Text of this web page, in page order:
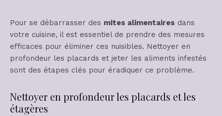
Pour se débarrasser des mites alimentaires dans
votre cuisine, il est essentiel de prendre des mesures
efficaces pour éliminer ces nuisibles. Nettoyer en
profondeur les placards et jeter les aliments infestés
sont des étapes clés pour éradiquer ce problème.
Nettoyer en profondeur les placards et les
étagères